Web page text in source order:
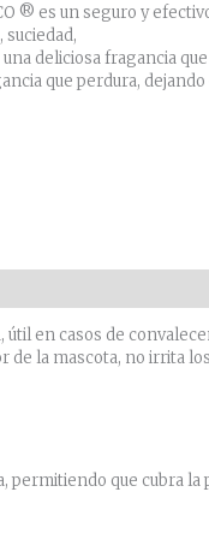
® es un seguro y
deliciosa fragancia
que perdura, dejando
en casos de
la mascota, no irrita
permitiendo que cubra la